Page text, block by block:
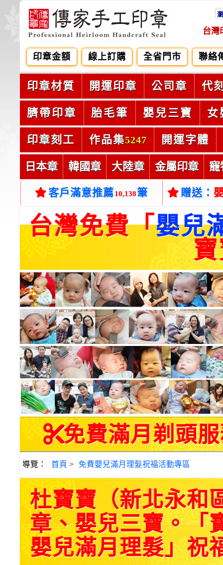
台灣
印章金額 線上訂購 全省門市 聯絡
印章材質 開運印章 公司章 代
臍帶印章 胎毛筆 嬰兒三寶 女
印章刻工 作品集5247 開運字體
日本章 韓國章 大陸章 金屬印章 寵
客戶滿意推薦10,138筆 贈送：
台灣免費「嬰兒
免費滿月剃頭服
導覽： 首頁 > 免費嬰兒滿月理髮祝福活動專區
杜寶寶（新北永和
章、嬰兒三寶。「
嬰兒滿月理髮」祝